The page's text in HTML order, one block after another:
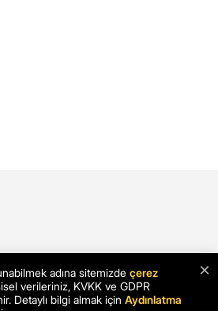
×
adına sitemizde çerez
verileriniz, KVKK ve GDPR
Detaylı bilgi almak için Aydınlatma